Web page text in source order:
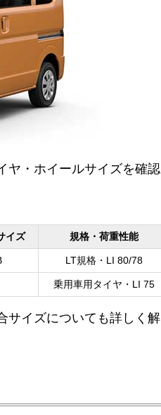
ヤ・ホイールサイズを確認
イズ 規格・荷重性能
LT規格・LI 80/78
乗用車用タイヤ・LI 75
サイズについても詳しく解